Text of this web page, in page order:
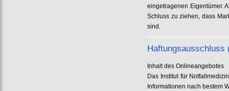
eingetragenen Eigentümer.
Schluss zu ziehen, dass
sind.
Haftungsausschluss
Inhalt des Onlineangebotes
Das Institut für
Informationen nach bestem